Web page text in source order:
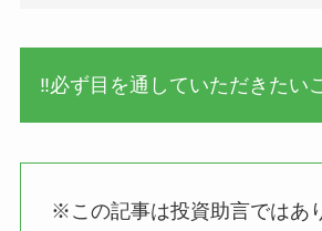
‼必ず目を通していただきたい
※この記事は投資助言ではあ